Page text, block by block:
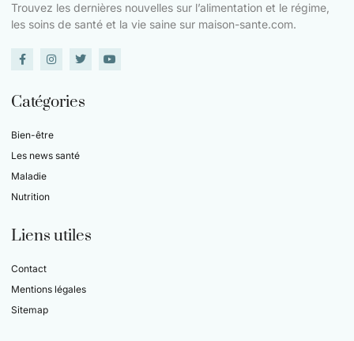
Trouvez les dernières nouvelles sur l’alimentation et le régime,
les soins de santé et la vie saine sur maison-sante.com.
Catégories
Bien-être
Les news santé
Maladie
Nutrition
Liens utiles
Contact
Mentions légales
Sitemap